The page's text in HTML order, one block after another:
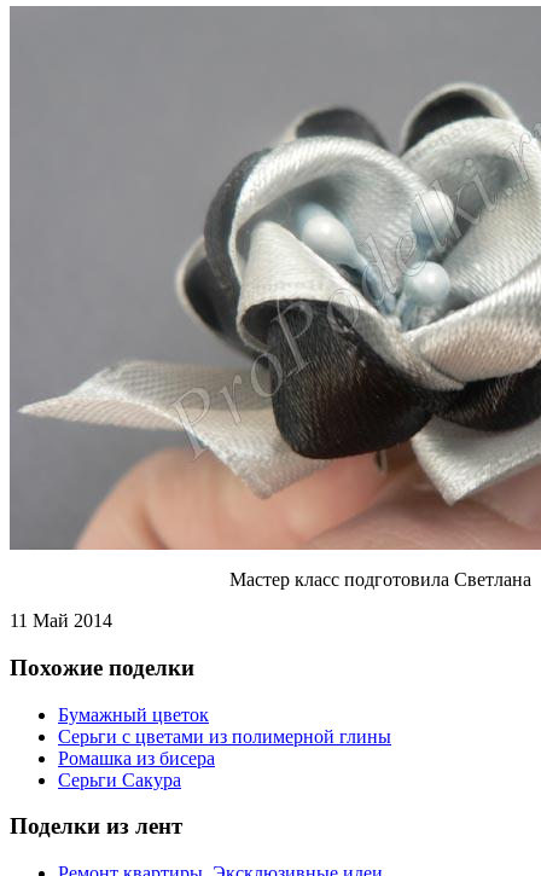
Мастер класс подготовила Светлана
11 Май 2014
Похожие поделки
Бумажный цветок
Серьги с цветами из полимерной глины
Ромашка из бисера
Серьги Сакура
Поделки из лент